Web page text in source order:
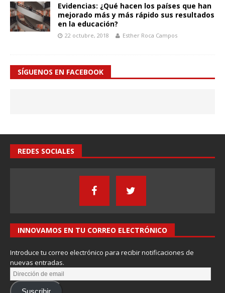
Evidencias: ¿Qué hacen los países que han
mejorado más y más rápido sus resultados
en la educación?
22 octubre, 2018 Esther Roca Campos
SÍGUENOS EN FACEBOOK
REDES SOCIALES
INNOVAMOS EN TU CORREO ELECTRÓNICO
Introduce tu correo electrónico para recibir notificaciones de
nuevas entradas.
Suscribir